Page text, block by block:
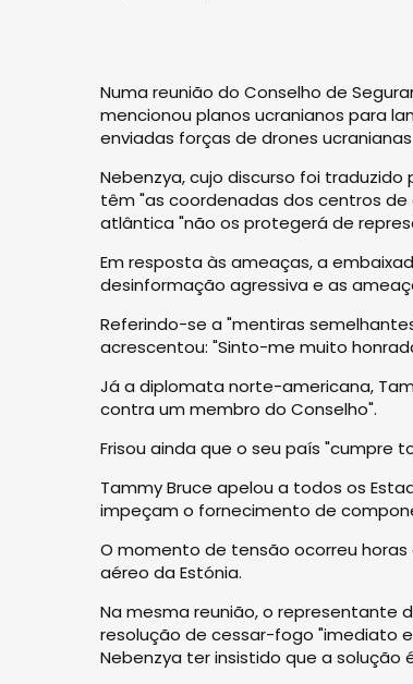
Numa reunião do Conselho de
mencionou planos ucranianos para
enviadas forças de drones
Nebenzya, cujo discurso foi
têm "as coordenadas dos centros
atlântica "não os protegerá de
Em resposta às ameaças, a
desinformação agressiva e as
Referindo-se a "mentiras
acrescentou: "Sinto-me muito
Já a diplomata norte-americana,
contra um membro do Conselho".
Frisou ainda que o seu país "cumpre
Tammy Bruce apelou a todos os
impeçam o fornecimento de
O momento de tensão ocorreu
aéreo da Estónia.
Na mesma reunião, o representante
resolução de cessar-fogo "imediato
Nebenzya ter insistido que a solução